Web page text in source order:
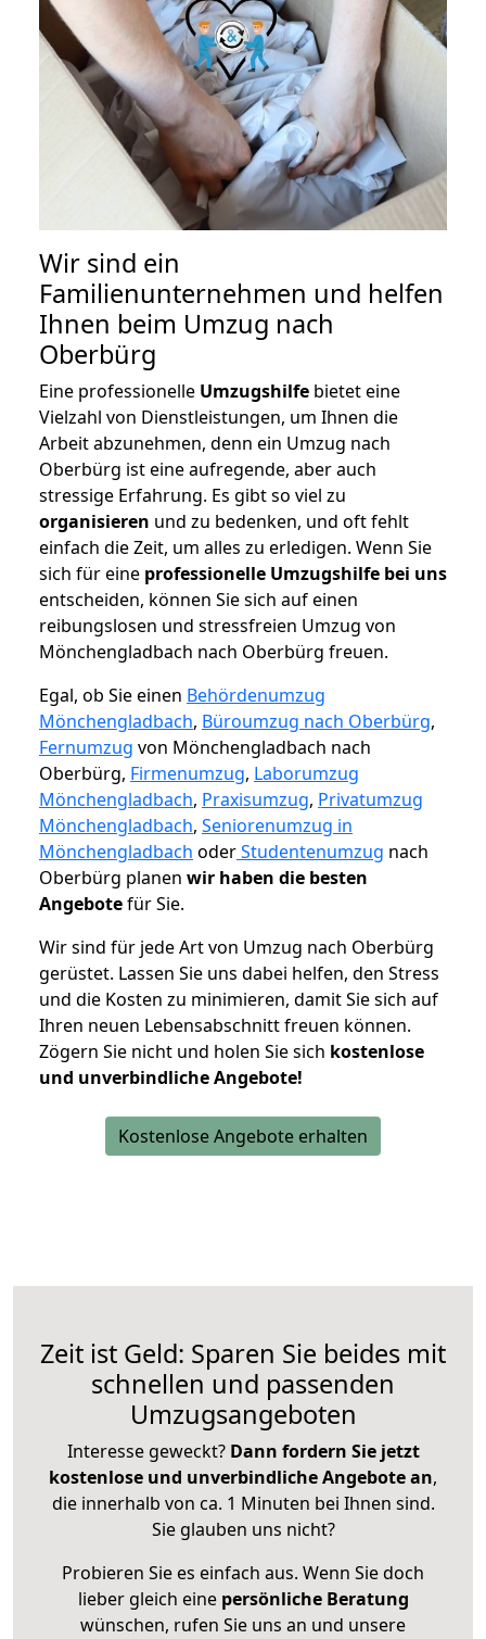
Wir sind ein
Familienunternehmen und helfen
Ihnen beim Umzug nach
Oberbürg
Eine professionelle Umzugshilfe bietet eine
Vielzahl von Dienstleistungen, um Ihnen die
Arbeit abzunehmen, denn ein Umzug nach
Oberbürg ist eine aufregende, aber auch
stressige Erfahrung. Es gibt so viel zu
organisieren und zu bedenken, und oft fehlt
einfach die Zeit, um alles zu erledigen. Wenn Sie
sich für eine professionelle Umzugshilfe bei uns
entscheiden, können Sie sich auf einen
reibungslosen und stressfreien Umzug von
Mönchengladbach nach Oberbürg freuen.
Egal, ob Sie einen Behördenumzug
Mönchengladbach, Büroumzug nach Oberbürg,
Fernumzug von Mönchengladbach nach
Oberbürg, Firmenumzug, Laborumzug
Mönchengladbach, Praxisumzug, Privatumzug
Mönchengladbach, Seniorenumzug in
Mönchengladbach oderStudentenumzug nach
Oberbürg planen wir haben die besten
Angebotefür Sie.
Wir sind für jede Art von Umzug nach Oberbürg
gerüstet. Lassen Sie uns dabei helfen, den Stress
und die Kosten zu minimieren, damit Sie sich auf
Ihren neuen Lebensabschnitt freuen können.
Zögern Sie nicht und holen Sie sich kostenlose
und unverbindliche Angebote!
Kostenlose Angebote erhalten
Zeit ist Geld: Sparen Sie beides mit
schnellen und passenden
Umzugsangeboten
Interesse geweckt? Dann fordern Sie jetzt
kostenlose und unverbindliche Angebote an,
die innerhalb von ca. 1 Minuten bei Ihnen sind.
Sie glauben uns nicht?
Probieren Sie es einfach aus. Wenn Sie doch
lieber gleich eine persönliche Beratung
wünschen, rufen Sie uns an und unsere